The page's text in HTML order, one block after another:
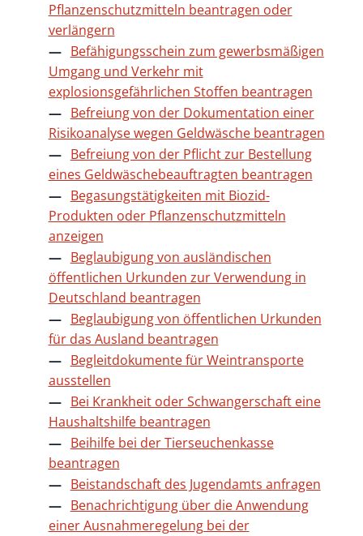
Pflanzenschutzmitteln beantragen oder
verlängern
Befähigungsschein zum gewerbsmäßigen
Umgang und Verkehr mit
explosionsgefährlichen Stoffen beantragen
Befreiung von der Dokumentation einer
Risikoanalyse wegen Geldwäsche beantragen
Befreiung von der Pflicht zur Bestellung
eines Geldwäschebeauftragten beantragen
Begasungstätigkeiten mit Biozid-
Produkten oder Pflanzenschutzmitteln
anzeigen
Beglaubigung von ausländischen
öffentlichen Urkunden zur Verwendung in
Deutschland beantragen
Beglaubigung von öffentlichen Urkunden
für das Ausland beantragen
Begleitdokumente für Weintransporte
ausstellen
Bei Krankheit oder Schwangerschaft eine
Haushaltshilfe beantragen
Beihilfe bei der Tierseuchenkasse
beantragen
Beistandschaft des Jugendamts anfragen
Benachrichtigung über die Anwendung
einer Ausnahmeregelung bei der